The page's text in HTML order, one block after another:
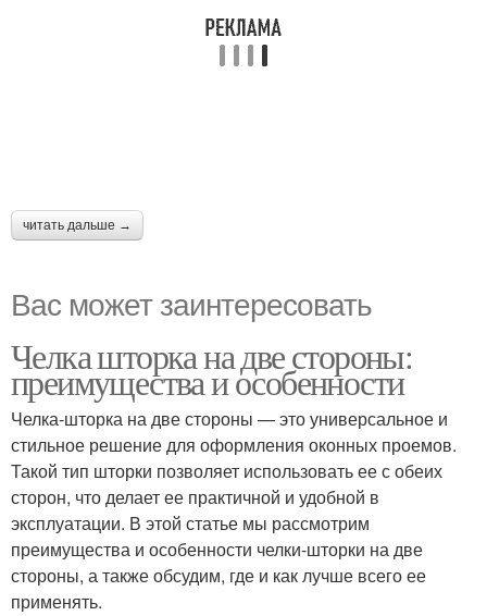
читать дальше →
Вас может заинтересовать
Челка шторка на две стороны:
преимущества и особенности
Челка-шторка на две стороны — это универсальное и
стильное решение для оформления оконных проемов.
Такой тип шторки позволяет использовать ее с обеих
сторон, что делает ее практичной и удобной в
эксплуатации. В этой статье мы рассмотрим
преимущества и особенности челки-шторки на две
стороны, а также обсудим, где и как лучше всего ее
применять.